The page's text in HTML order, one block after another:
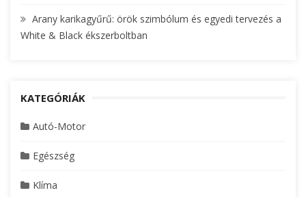
Arany karikagyűrű: örök szimbólum és egyedi tervezés a
White & Black ékszerboltban
KATEGÓRIÁK
Autó-Motor
Egészség
Klíma